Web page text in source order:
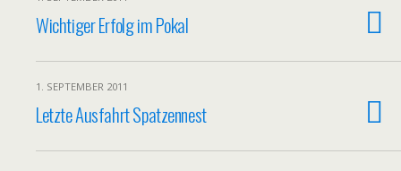
Wichtiger Erfolg im Pokal
1. SEPTEMBER 2011
Letzte Ausfahrt Spatzennest